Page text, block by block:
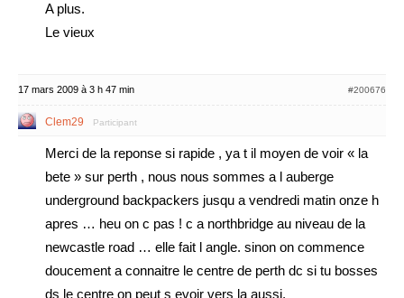
A plus.
Le vieux
17 mars 2009 à 3 h 47 min #200676
Clem29 Participant
Merci de la reponse si rapide , ya t il moyen de voir « la
bete » sur perth , nous nous sommes a l auberge
underground backpackers jusqu a vendredi matin onze h
apres … heu on c pas ! c a northbridge au niveau de la
newcastle road … elle fait l angle. sinon on commence
doucement a connaitre le centre de perth dc si tu bosses
ds le centre on peut s evoir vers la aussi.